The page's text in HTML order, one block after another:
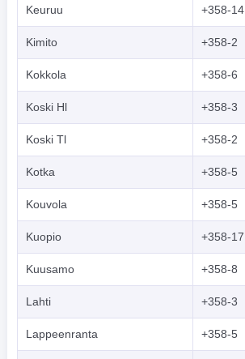
Keuruu +358-14
Kimito +358-2
Kokkola +358-6
Koski Hl +358-3
Koski Tl +358-2
Kotka +358-5
Kouvola +358-5
Kuopio +358-17
Kuusamo +358-8
Lahti +358-3
Lappeenranta +358-5